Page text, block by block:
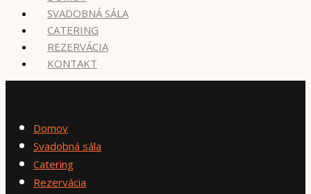
SVADOBNÁ SÁLA
CATERING
REZERVÁCIA
KONTAKT
Domov
Svadobná sála
Catering
Rezervácia